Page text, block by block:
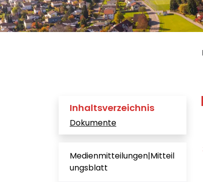
Inhaltsverzeichnis
Dokumente
Medienmitteilungen|Mitteil
ungsblatt